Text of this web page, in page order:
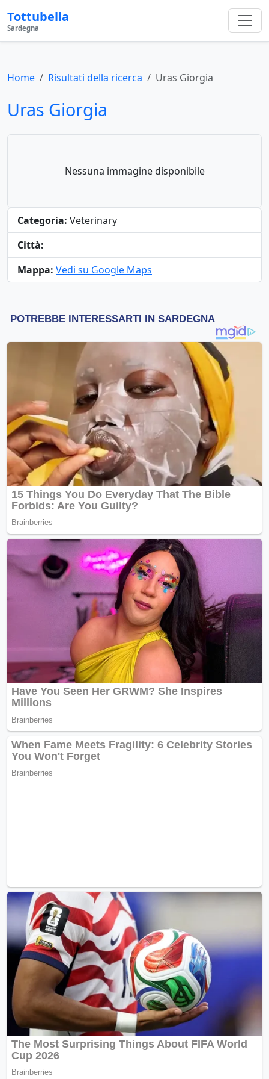
Tottubella
Sardegna
Home Risultati della ricerca Uras Giorgia
Uras Giorgia
Nessuna immagine disponibile
Categoria: Veterinary
Città:
Mappa: Vedi su Google Maps